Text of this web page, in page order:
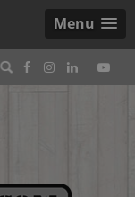
Menu